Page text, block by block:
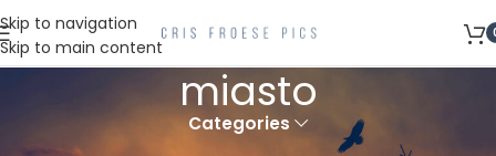
Skip to navigation
Skip to main content
miasto
Categories
Strona główna
Produkty oznaczone “miasto”